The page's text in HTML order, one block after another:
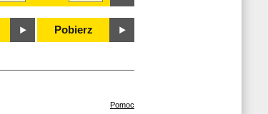
Pobierz
Pomoc